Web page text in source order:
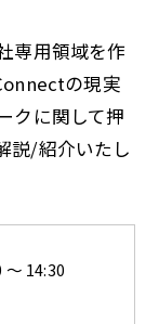
専用領域を作
の現実
クに関して押
説/紹介いたし
14:30